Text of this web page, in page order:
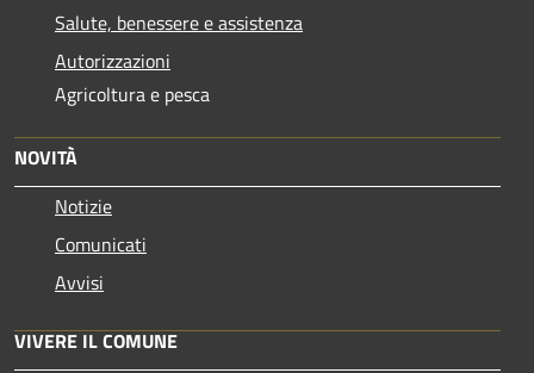
Salute, benessere e assistenza
Autorizzazioni
Agricoltura e pesca
NOVITÀ
Notizie
Comunicati
Avvisi
VIVERE IL COMUNE